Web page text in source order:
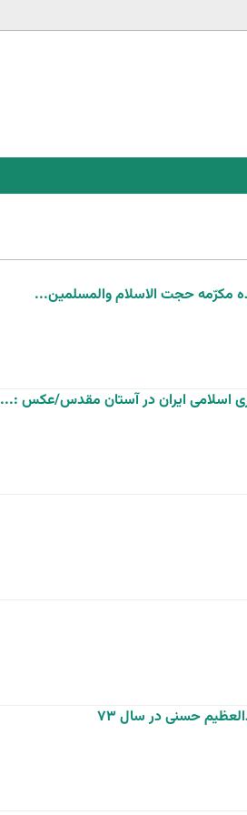
مکرّمه حجت الاسلام والمسلمین...
اسلامی ایران در آستان مقدس/عکس :...
حسنی در سال ۷۳